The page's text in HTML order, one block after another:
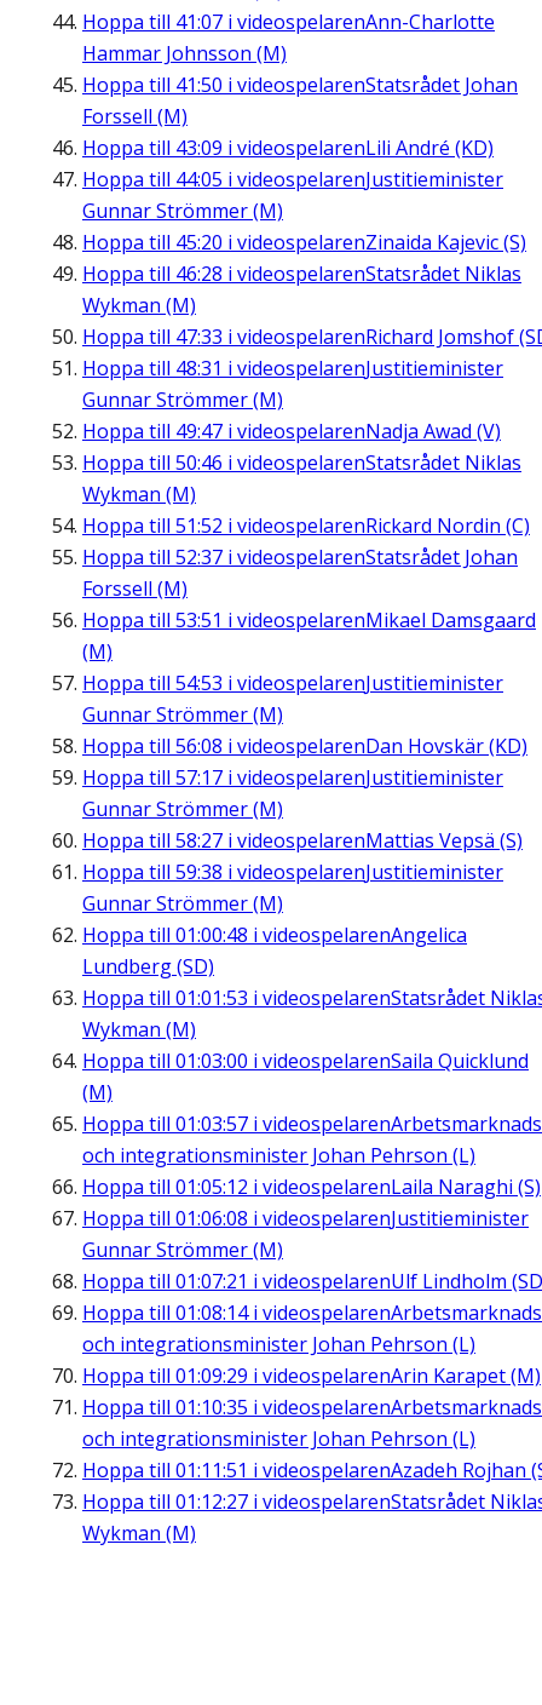
Hoppa till 41:07 i videospelarenAnn-Charlotte
Hammar Johnsson (M)
Hoppa till 41:50 i videospelarenStatsrådet Johan
Forssell (M)
Hoppa till 43:09 i videospelarenLili André (KD)
Hoppa till 44:05 i videospelarenJustitieminister
Gunnar Strömmer (M)
Hoppa till 45:20 i videospelarenZinaida Kajevic (S)
Hoppa till 46:28 i videospelarenStatsrådet Niklas
Wykman (M)
Hoppa till 47:33 i videospelarenRichard Jomshof
Hoppa till 48:31 i videospelarenJustitieminister
Gunnar Strömmer (M)
Hoppa till 49:47 i videospelarenNadja Awad (V)
Hoppa till 50:46 i videospelarenStatsrådet Niklas
Wykman (M)
Hoppa till 51:52 i videospelarenRickard Nordin (C)
Hoppa till 52:37 i videospelarenStatsrådet Johan
Forssell (M)
Hoppa till 53:51 i videospelarenMikael Damsgaard
(M)
Hoppa till 54:53 i videospelarenJustitieminister
Gunnar Strömmer (M)
Hoppa till 56:08 i videospelarenDan Hovskär (KD)
Hoppa till 57:17 i videospelarenJustitieminister
Gunnar Strömmer (M)
Hoppa till 58:27 i videospelarenMattias Vepsä (S)
Hoppa till 59:38 i videospelarenJustitieminister
Gunnar Strömmer (M)
Hoppa till 01:00:48 i videospelarenAngelica
Lundberg (SD)
Hoppa till 01:01:53 i videospelarenStatsrådet
Wykman (M)
Hoppa till 01:03:00 i videospelarenSaila Quicklund
(M)
Hoppa till 01:03:57 i videospelaren
och integrationsminister Johan Pehrson (L)
Hoppa till 01:05:12 i videospelarenLaila Naraghi (S)
Hoppa till 01:06:08 i videospelarenJustitieminister
Gunnar Strömmer (M)
Hoppa till 01:07:21 i videospelarenUlf Lindholm
Hoppa till 01:08:14i videospelaren
och integrationsminister Johan Pehrson (L)
Hoppa till 01:09:29 i videospelarenArin Karapet (M)
Hoppa till 01:10:35 i videospelaren
och integrationsminister Johan Pehrson (L)
Hoppa till 01:11:51 i videospelarenAzadeh Rojhan
Hoppa till 01:12:27 i videospelarenStatsrådet
Wykman (M)